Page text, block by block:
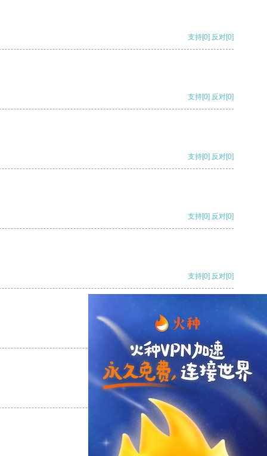
支持[0] 反对[0]
支持[0] 反对[0]
支持[0] 反对[0]
支持[0] 反对[0]
支持[0] 反对[0]
反对